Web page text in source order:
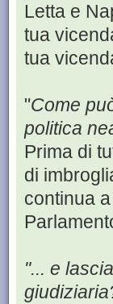
Letta e
tua
tua
"Come
politica
Prima di
di
continua
"... e